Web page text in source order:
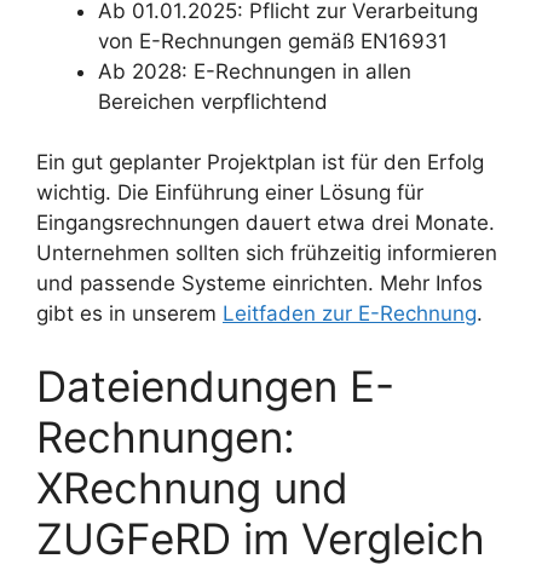
Ab 01.01.2025: Pflicht zur Verarbeitung
von E-Rechnungen gemäß EN16931
Ab 2028: E-Rechnungen in allen
Bereichen verpflichtend
Ein gut geplanter Projektplan ist für den Erfolg
wichtig. Die Einführung einer Lösung für
Eingangsrechnungen dauert etwa drei Monate.
Unternehmen sollten sich frühzeitig informieren
und passende Systeme einrichten. Mehr Infos
gibt es in unserem Leitfaden zur E-Rechnung.
Dateiendungen E-
Rechnungen:
XRechnung und
ZUGFeRD im Vergleich